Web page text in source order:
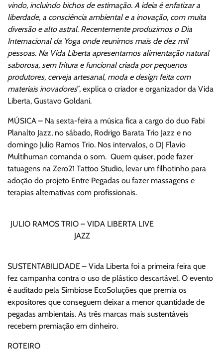
vindo, incluindo bichos de estimação. A ideia é enfatizar a
liberdade, a consciência ambiental e a inovação, com muita
diversão e alto astral. Recentemente produzimos o Dia
Internacional da Yoga onde reunimos mais de dez mil
pessoas. Na Vida Liberta apresentamos alimentação natural
saborosa, sem fritura e funcional criada por pequenos
produtores, cerveja artesanal, moda e design feita com
materiais inovadores”, explica o criador e organizador da Vida
Liberta, Gustavo Goldani.
MÚSICA – Na sexta-feira a música fica a cargo do duo Fabi
Planalto Jazz, no sábado, Rodrigo Barata Trio Jazz e no
domingo Julio Ramos Trio. Nos intervalos, o DJ Flavio
Multihuman comanda o som. Quem quiser, pode fazer
tatuagens na Zero21 Tattoo Studio, levar um filhotinho para
adoção do projeto Entre Pegadas ou fazer massagens e
terapias alternativas com profissionais.
JULIO RAMOS TRIO – VIDA LIBERTA LIVE
JAZZ
SUSTENTABILIDADE – Vida Liberta foi a primeira feira que
fez campanha contra o uso de plástico descartável. O evento
é auditado pela Simbiose EcoSoluções que premia os
expositores que conseguem deixar a menor quantidade de
pegadas ambientais. As três marcas mais sustentáveis
recebem premiação em dinheiro.
ROTEIRO